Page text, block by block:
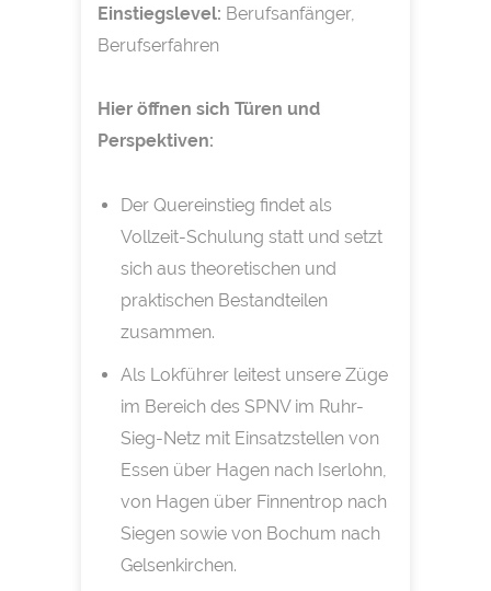
Einstiegslevel: Berufsanfänger,
Berufserfahren
Hier öffnen sich Türen und
Perspektiven:
Der Quereinstieg findet als
Vollzeit-Schulung statt und setzt
sich aus theoretischen und
praktischen Bestandteilen
zusammen.
Als Lokführer leitest unsere Züge
im Bereich des SPNV im Ruhr-
Sieg-Netz mit Einsatzstellen von
Essen über Hagen nach Iserlohn,
von Hagen über Finnentrop nach
Siegen sowie von Bochum nach
Gelsenkirchen.